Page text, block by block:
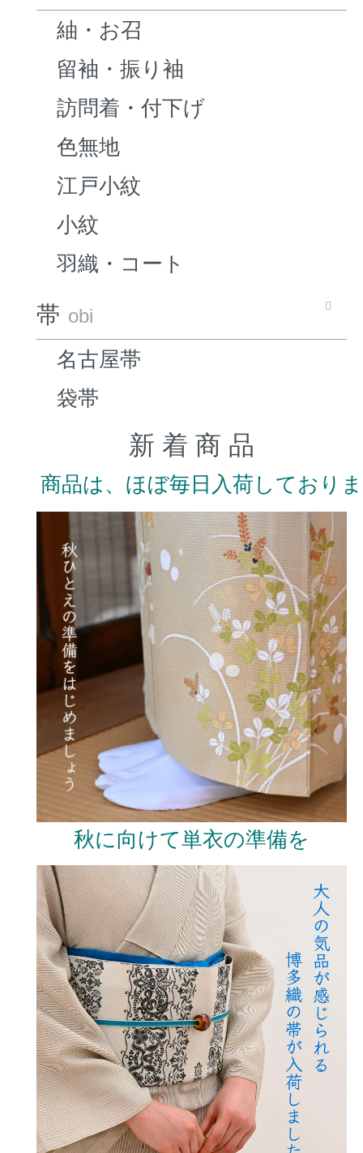
紬・お召
留袖・振り袖
訪問着・付下げ
色無地
江戸小紋
小紋
羽織・コート
帯 obi
名古屋帯
袋帯
新 着 商 品
商品は、ほぼ毎日入荷しており
秋に向けて単衣の準備を